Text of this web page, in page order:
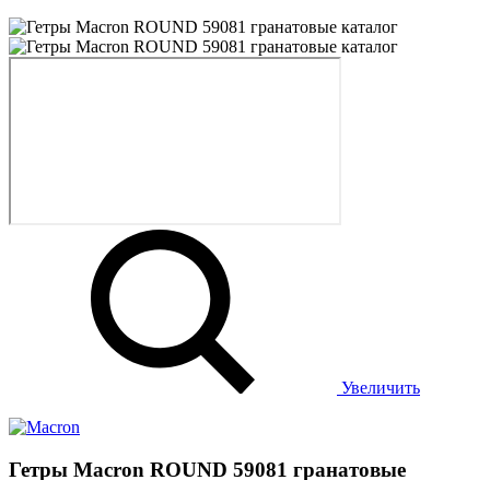
Увеличить
Гетры Macron ROUND 59081 гранатовые